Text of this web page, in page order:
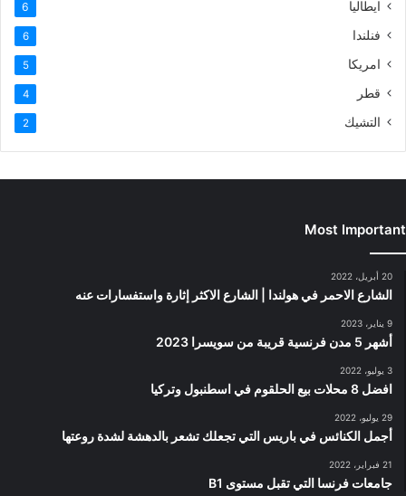
ايطاليا 6
فنلندا 6
امريكا 5
قطر 4
التشيك 2
Most Important
20 أبريل، 2022
الشارع الاحمر في هولندا | الشارع الاكثر إثارة واستفسارات عنه
9 يناير، 2023
أشهر 5 مدن فرنسية قريبة من سويسرا 2023
3 يوليو، 2022
افضل 8 محلات بيع الحلقوم في اسطنبول وتركيا
29 يوليو، 2022
أجمل الكنائس في باريس التي تجعلك تشعر بالدهشة لشدة روعتها
21 فبراير، 2022
جامعات فرنسا التي تقبل مستوى B1